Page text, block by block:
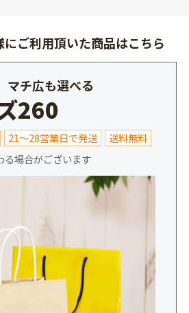
ご利用頂いた商品はこちら
マチ広も選べる
260
21～28営業日で発送
送料無料
場合がございます